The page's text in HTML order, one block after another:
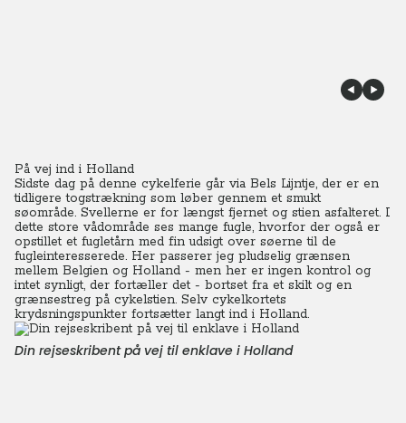
På vej ind i Holland
Sidste dag på denne cykelferie går via Bels Lijntje, der er en
tidligere togstrækning som løber gennem et smukt
søområde. Svellerne er for længst fjernet og stien asfalteret. I
dette store vådområde ses mange fugle, hvorfor der også er
opstillet et fugletårn med fin udsigt over søerne til de
fugleinteresserede. Her passerer jeg pludselig grænsen
mellem Belgien og Holland - men her er ingen kontrol og
intet synligt, der fortæller det - bortset fra et skilt og en
grænsestreg på cykelstien. Selv cykelkortets
krydsningspunkter fortsætter langt ind i Holland.
Din rejseskribent på vej til enklave i Holland